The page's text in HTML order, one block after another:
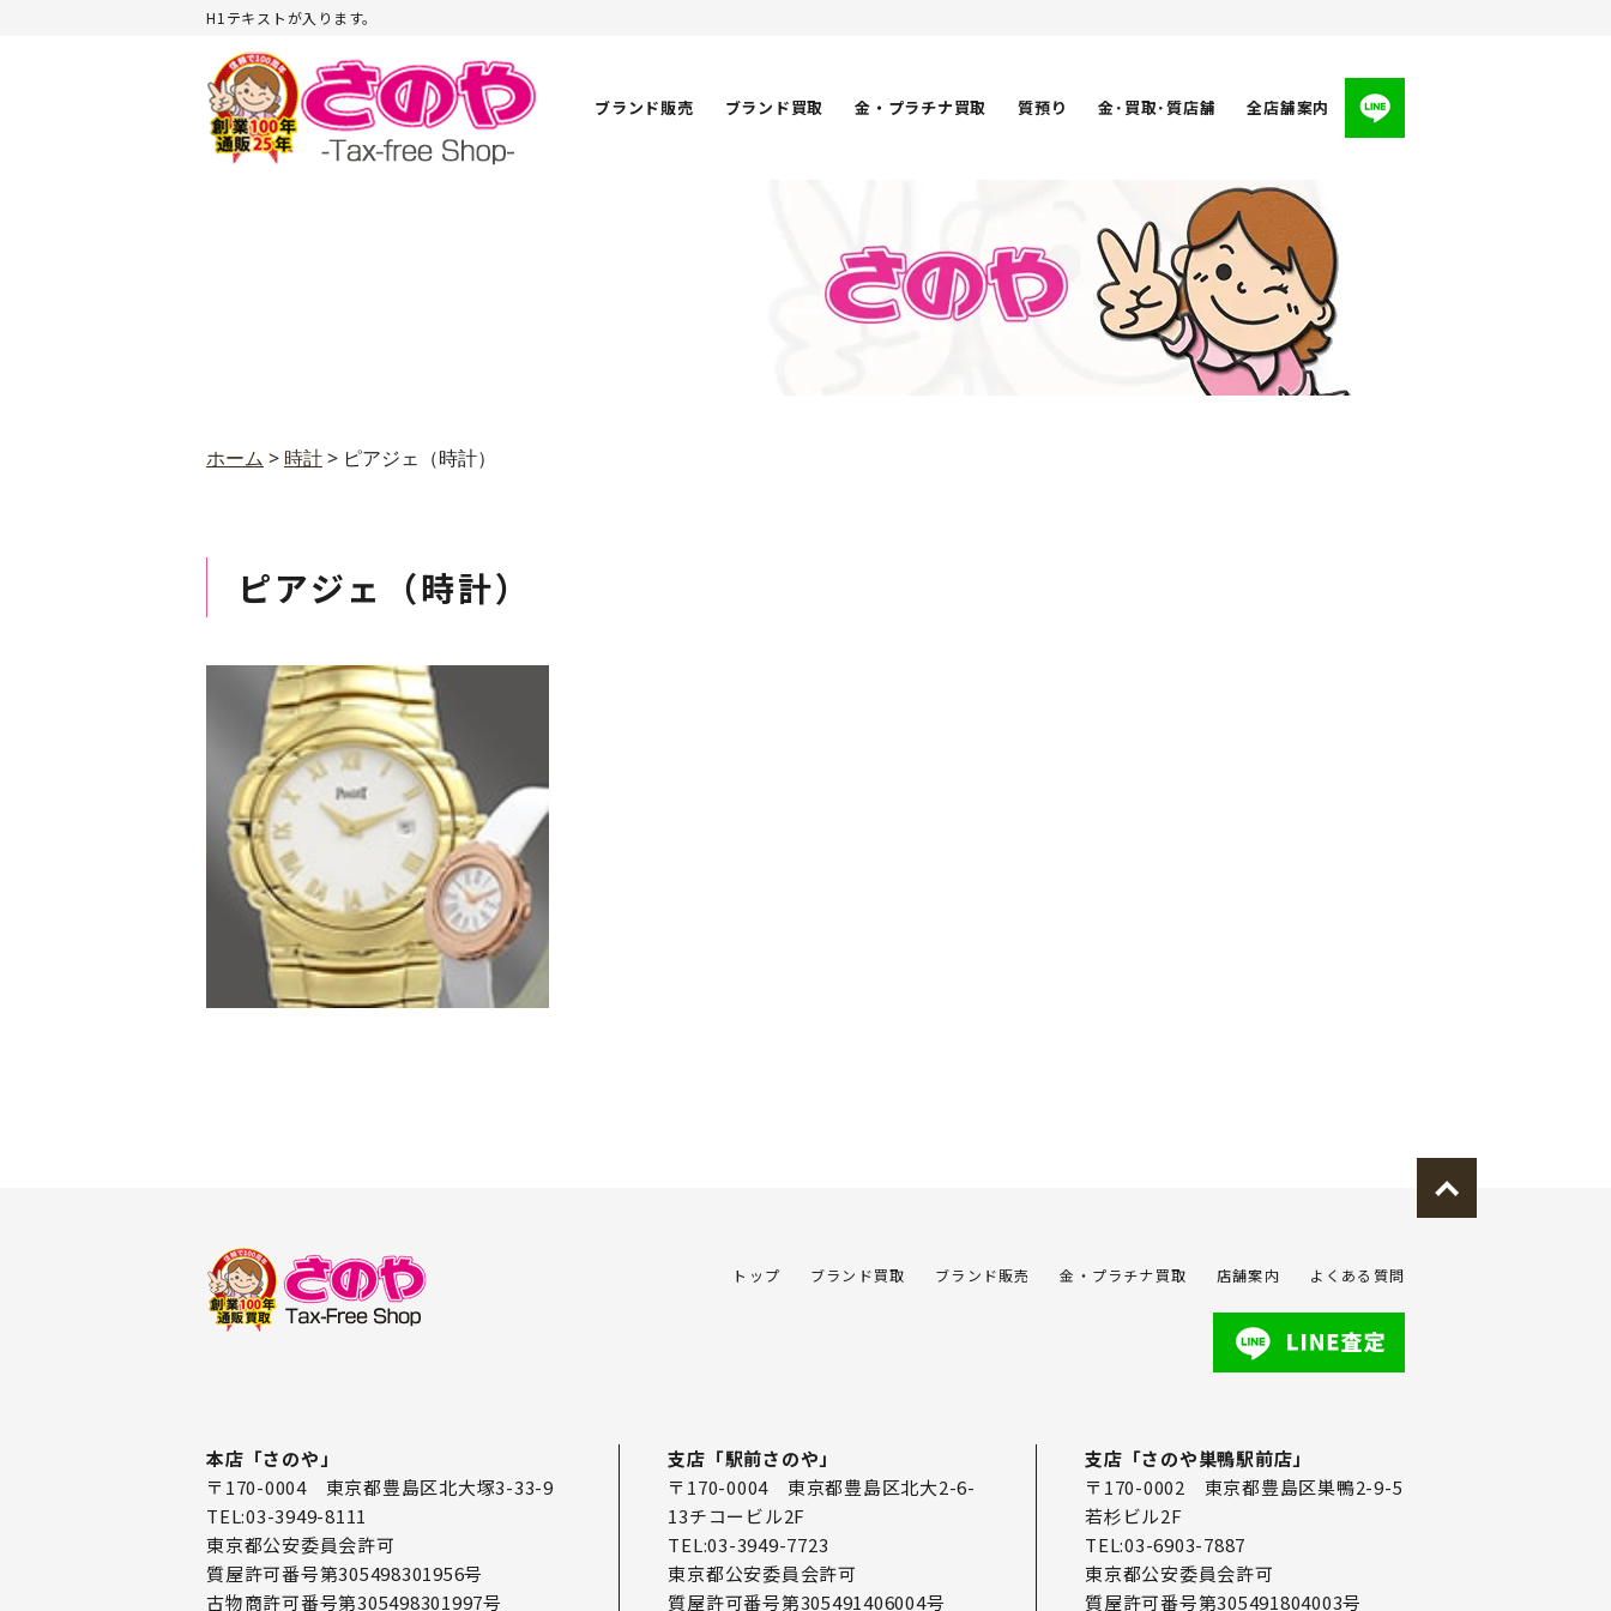
H1テキストが入ります。
ブランド販売 ブランド買取 金・プラチナ買取 質預り 金･買取･質店舗 全店舗案内
ホーム > 時計> ピアジェ（時計）
ピアジェ（時計）
トップ ブランド買取 ブランド販売 金・プラチナ買取 店舗案内 よくある質問
本店「さのや」
〒170-0004 東京都豊島区北大塚3-33-9
TEL:03-3949-8111
東京都公安委員会許可
質屋許可番号第305498301956号
古物商許可番号第305498301997号
支店「駅前さのや」
〒170-0004 東京都豊島区北大2-6-
13チコービル2F
TEL:03-3949-7723
東京都公安委員会許可
質屋許可番号第305491406004号
支店「さのや巣鴨駅前店」
〒170-0002 東京都豊島区巣鴨2-9-5
若杉ビル2F
TEL:03-6903-7887
東京都公安委員会許可
質屋許可番号第305491804003号